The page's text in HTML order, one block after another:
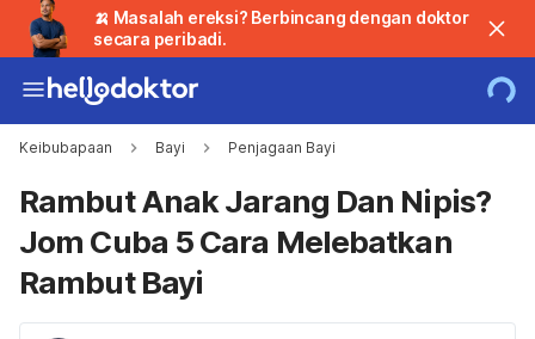
🍌 Masalah ereksi? Berbincang dengan doktor
secara peribadi.
Keibubapaan Bayi Penjagaan Bayi
Rambut Anak Jarang Dan Nipis?
Jom Cuba 5 Cara Melebatkan
Rambut Bayi